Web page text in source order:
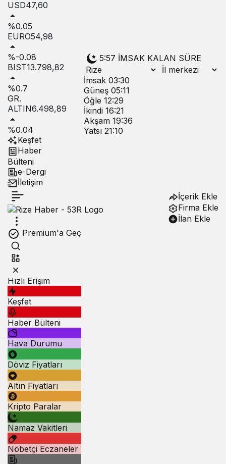
USD47,60
%0.05
EURO54,98
%-0.08
BIST13.798,82
%0.7
GR.
ALTIN6.498,89
%0.04
Keşfet
Haber
Bülteni
e-Dergi
İletişim
5:57 İMSAK KALAN SÜRE
İmsak 03:30
Güneş 05:11
Öğle 12:29
İkindi 16:21
Akşam 19:36
Yatsı 21:10
İçerik Ekle
Firma Ekle
İlan Ekle
Premium'a Geç
Hızlı Erişim
Keşfet
Haber Bülteni
Hava Durumu
Döviz Fiyatları
Altın Fiyatları
Kripto Paralar
Namaz Vakitleri
Nöbetçi Eczaneler